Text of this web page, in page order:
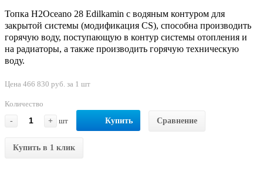
Топка H2Oceano 28 Edilkamin с водяным контуром для
закрытой системы (модификация CS), способна производить
горячую воду, поступающую в контур системы отопления и
на радиаторы, а также производить горячую техническую
воду.
Цена 466 830 руб. за 1 шт
Количество
-
+ шт Купить Сравнение
Купить в 1 клик